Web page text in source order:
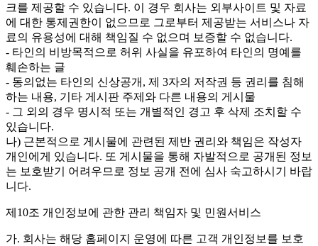
크를 제공할 수 있습니다. 이 경우 회사는 외부사이트 및 자료
에 대한 통제권한이 없으므로 그로부터 제공받는 서비스나 자
료의 유용성에 대해 책임질 수 없으며 보증할 수 없습니다.
- 타인의 비방목적으로 허위 사실을 유포하여 타인의 명예를
훼손하는 글
- 동의없는 타인의 신상공개, 제 3자의 저작권 등 권리를 침해
하는 내용, 기타 게시판 주제와 다른 내용의 게시물
- 그 외의 경우 명시적 또는 개별적인 경고 후 삭제 조치할 수
있습니다.
나) 근본적으로 게시물에 관련된 제반 권리와 책임은 작성자
개인에게 있습니다. 또 게시물을 통해 자발적으로 공개된 정보
는 보호받기 어려우므로 정보 공개 전에 심사 숙고하시기 바랍
니다.
제10조 개인정보에 관한 관리 책임자 및 민원서비스
가. 회사는 해당 홈페이지 운영에 따른 고객 개인정보를 보호